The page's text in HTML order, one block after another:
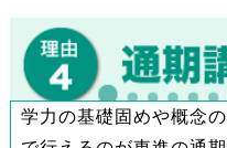
学力の基礎固めや概念